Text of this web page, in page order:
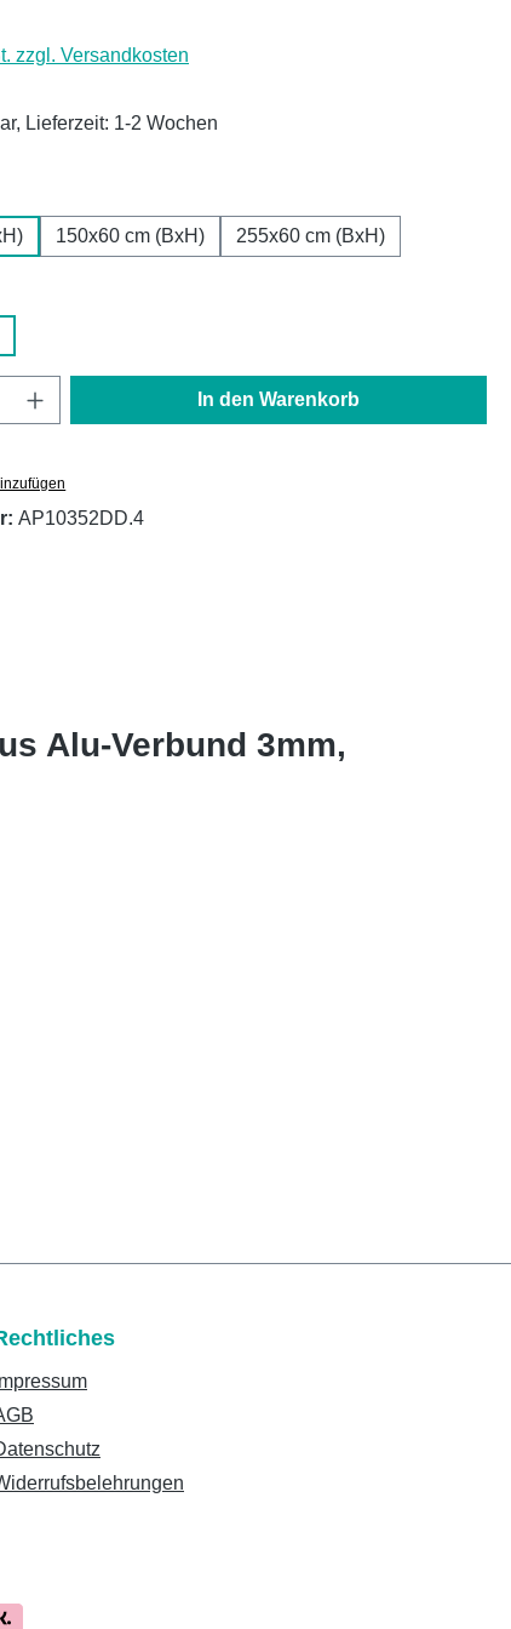
zzgl. Versandkosten
Lieferzeit: 1-2 Wochen
150x60 cm (BxH) 255x60 cm (BxH)
Gib den gewünschten Wert ein
In den Warenkorb
AP10352DD.4
Alu-Verbund 3mm,
Impressum